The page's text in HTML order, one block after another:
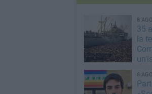
8
35
la
8